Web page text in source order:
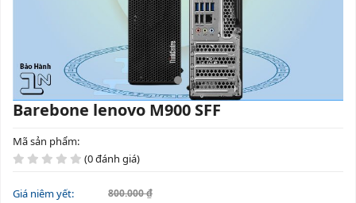
Barebone lenovo M900 SFF
Mã sản phẩm:
(0 đánh giá)
Giá niêm yết: 800.000 ₫